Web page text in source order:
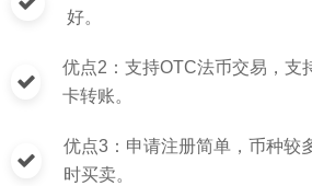
好。
优点2：支持OTC法币交易，支
卡转账。
优点3：申请注册简单，币种较
时买卖。